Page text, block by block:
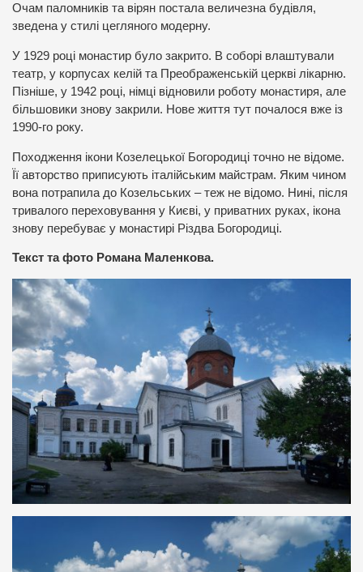
Очам паломників та вірян постала величезна будівля,
зведена у стилі цегляного модерну.
У 1929 році монастир було закрито. В соборі влаштували
театр, у корпусах келій та Преображенській церкві лікарню.
Пізніше, у 1942 році, німці відновили роботу монастиря, але
більшовики знову закрили. Нове життя тут почалося вже із
1990-го року.
Походження ікони Козелецької Богородиці точно не відоме.
Її авторство приписують італійським майстрам. Яким чином
вона потрапила до Козельських – теж не відомо. Нині, після
тривалого переховування у Києві, у приватних руках, ікона
знову перебуває у монастирі Різдва Богородиці.
Текст та фото Романа Маленкова.